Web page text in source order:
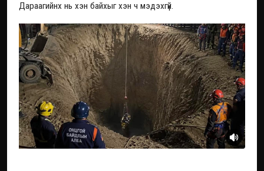
Дараагийнх нь хэн байхыг хэн ч мэдэхгүй.